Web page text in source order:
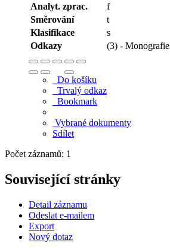
Analyt. zprac.
f
Směrování
t
Klasifikace
s
Odkazy
(3) - Monografie
Do košíku
Trvalý odkaz
Bookmark
Vybrané dokumenty
Sdílet
Počet záznamů: 1
Související stránky
Detail záznamu
Odeslat e-mailem
Export
Nový dotaz